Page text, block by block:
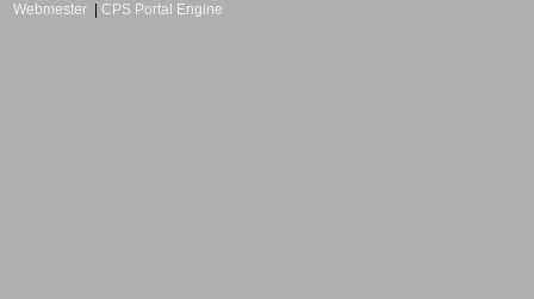
Webmester CPS Portal Engine